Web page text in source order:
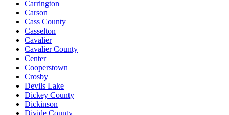
Carrington
Carson
Cass County
Casselton
Cavalier
Cavalier County
Center
Cooperstown
Crosby
Devils Lake
Dickey County
Dickinson
Divide County